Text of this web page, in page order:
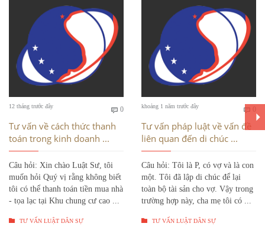
12 tháng trước đây
 0Bình
Tư vấn về cách thức thanh
toán trong kinh doanh ...
Câu hỏi: Xin chào Luật Sư, tôi
muốn hỏi Quý vị rằng không biết
tôi có thể thanh toán tiền mua nhà
- tọa lạc tại Khu chung cư cao ...
 TƯ VẤN LUẬT DÂN SỰ
khoảng 1 năm trước đây

Tư vấn pháp luật về vấn đề
liên quan đến di chúc ...
Câu hỏi: Tôi là P, có vợ và là con
một. Tôi đã lập di chúc để lại
toàn bộ tài sản cho vợ. Vậy trong
trường hợp này, cha mẹ tôi có ...
 TƯ VẤN LUẬT DÂN SỰ